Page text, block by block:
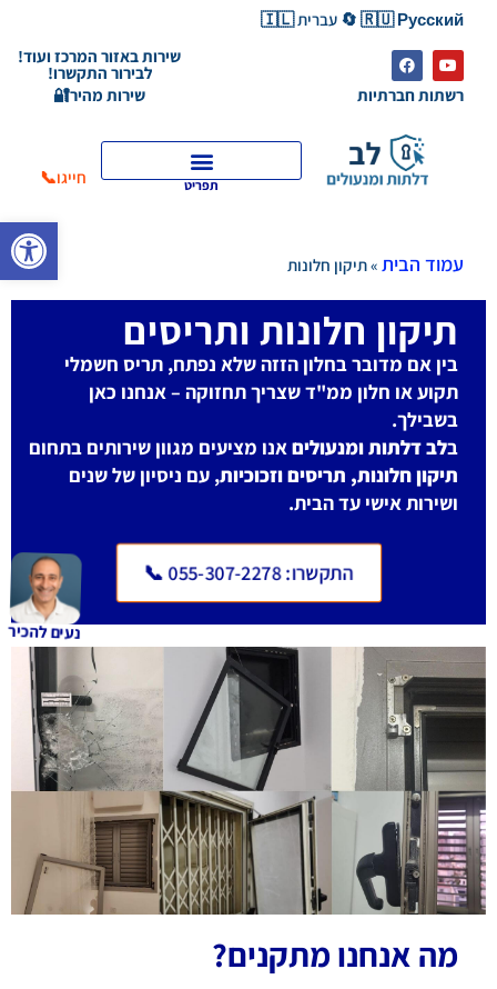
פתח
🇷🇺 Русский 🔄 עברית 🇮🇱
רשתות חברתיות
שירות באזור המרכז ועוד!
לבירור התקשרו!
שירות מהיר🔐
תפריט חייגו📞
עמוד הבית »תיקון חלונות
תיקון חלונות ותריסים
בין אם מדובר בחלון הזזה שלא נפתח, תריס חשמלי
תקוע או חלון ממ"ד שצריך תחזוקה – אנחנו כאן
בשבילך.
בלב דלתות ומנעוליםאנו מציעים מגוון שירותים בתחום
תיקון חלונות, תריסים וזכוכיות, עם ניסיון של שנים
ושירות אישי עד הבית.
התקשרו: 055-307-2278 📞
מה אנחנו מתקנים?
נעים להכיר